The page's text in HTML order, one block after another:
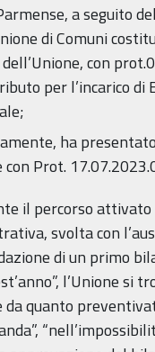
a seguito
di Comuni
con
per l’incarico
ha
Prot.
il percorso
svolta con
di un primo
l’Unione si
da quanto